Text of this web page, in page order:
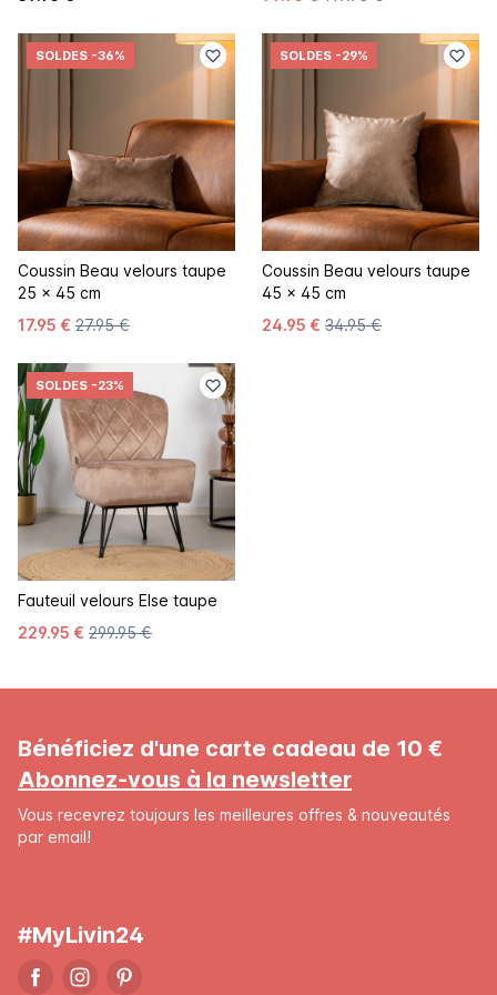
SOLDES -36%
Coussin Beau velours taupe
25 x 45 cm
17.95 € 27.95 €
SOLDES -29%
Coussin Beau velours taupe
45 x 45 cm
24.95 € 34.95 €
SOLDES -23%
Fauteuil velours Else taupe
229.95 € 299.95 €
Bénéficiez d'une carte cadeau de 10 €
Abonnez-vous à la newsletter
Vous recevrez toujours les meilleures offres & nouveautés
par email!
#MyLivin24